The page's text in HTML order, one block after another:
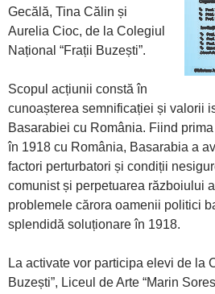
Gecălă, Tina Călin și
Aurelia Cioc, de la Colegiul
Național “Frații Buzești”.
Scopul acțiunii constă în
cunoașterea semnificației și valorii
Basarabiei cu România. Fiind
în 1918 cu România, Basarabia a
factori perturbatori și condiții
comunist și perpetuarea războiului
problemele cărora oamenii politici
splendidă soluționare în 1918.
La activate vor participa elevi de la
Buzești”, Liceul de Arte “Marin